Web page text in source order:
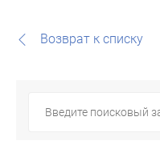
Возврат к списку